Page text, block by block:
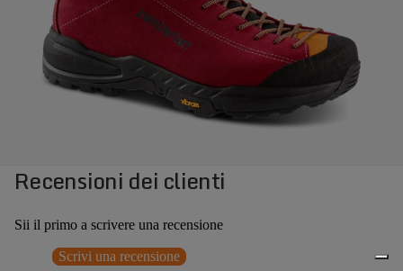
Recensioni dei clienti
Sii il primo a scrivere una recensione
Scrivi una recensione